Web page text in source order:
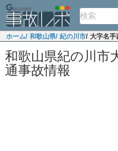
ホーム/ 和歌山県/ 紀の川市/ 大字名手
和歌山県紀の川市
通事故情報